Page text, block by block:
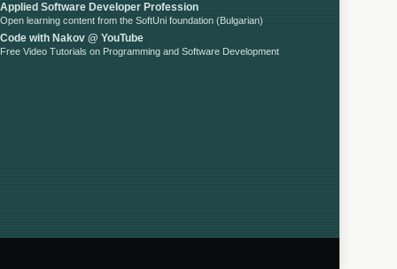
Applied Software Developer Profession
Open learning content from the SoftUni foundation (Bulgarian)
Code with Nakov @ YouTube
Free Video Tutorials on Programming and Software Development